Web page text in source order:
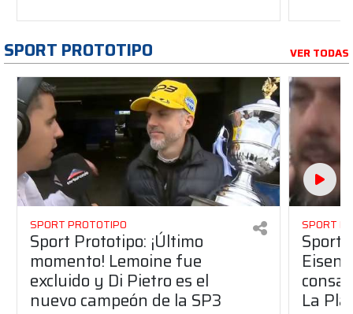
SPORT PROTOTIPO VER TODAS
SPORT PROTOTIPO
Sport Prototipo: ¡Último
momento! Lemoine fue
excluido y Di Pietro es el
nuevo campeón de la SP3
SPORT
Sport
La